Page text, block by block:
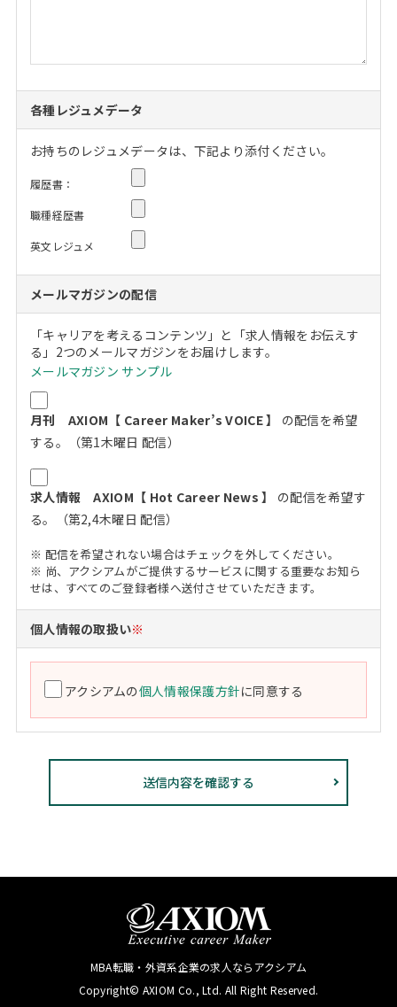
各種レジュメデータ
お持ちのレジュメデータは、下記より添付ください。
履歴書：
職種経歴書
英文レジュメ
メールマガジンの配信
「キャリアを考えるコンテンツ」と「求人情報をお伝えす
る」2つのメールマガジンをお届けします。
メールマガジン サンプル
月刊 AXIOM【 Career Maker’s VOICE 】
の配信を希望
する。（第1木曜日 配信）
求人情報 AXIOM【 Hot Career News 】
の配信を希望す
る。（第2,4木曜日 配信）
※ 配信を希望されない場合はチェックを外してください。
※ 尚、アクシアムがご提供するサービスに関する重要なお知ら
せは、すべてのご登録者様へ送付させていただきます。
個人情報の取扱い※
アクシアムの個人情報保護方針に同意する
MBA転職・外資系企業の求人ならアクシアム
Copyright© AXIOM Co., Ltd. All Right Reserved.